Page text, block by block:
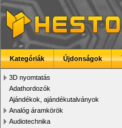
Kategóriák Újdonságok
3D nyomtatás
Adathordozók
Ajándékok, ajándékutalványok
Analóg áramkörök
Audiotechnika